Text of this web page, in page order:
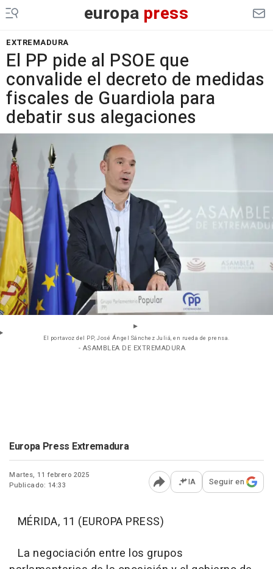
europa press
EXTREMADURA
El PP pide al PSOE que
convalide el decreto de medidas
fiscales de Guardiola para
debatir sus alegaciones
El portavoz del PP, José Ángel Sánchez Juliá, en rueda de prensa.
- ASAMBLEA DE EXTREMADURA
Europa Press Extremadura
Martes, 11 febrero 2025
Publicado: 14:33
Abrir opciones para
IA Seguir en
MÉRIDA, 11 (EUROPA PRESS)
La negociación entre los grupos